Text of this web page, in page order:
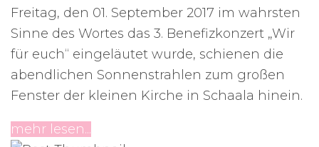
Freitag, den 01. September 2017 im wahrsten
Sinne des Wortes das 3. Benefizkonzert „Wir
für euch“ eingeläutet wurde, schienen die
abendlichen Sonnenstrahlen zum großen
Fenster der kleinen Kirche in Schaala hinein.
mehr lesen...